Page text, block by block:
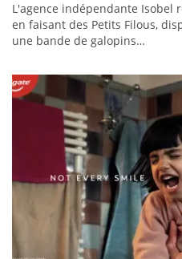
L'agence indépendante
en faisant des Petits Filous,
une bande de galopins…